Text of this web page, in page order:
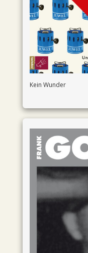
Kein Wunder